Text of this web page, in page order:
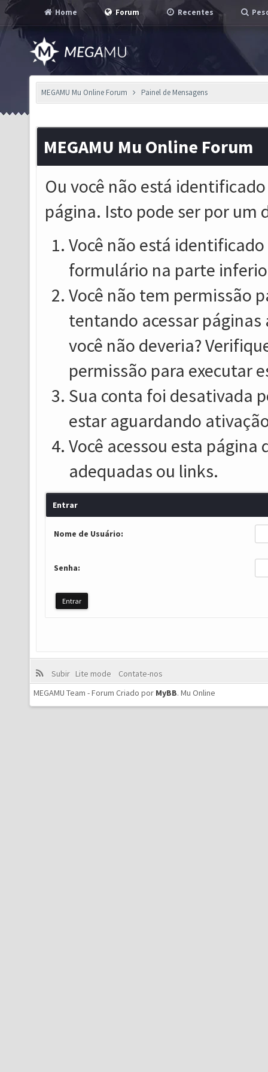
Home Forum Recentes
MEGAMU Mu Online Forum Painel de Mensagens
MEGAMU Mu Online Forum
Ou você não está
página. Isto pode ser por um
Você não está
formulário na parte
Você não tem permissão
tentando acessar
você não deveria?
permissão para executar
Sua conta foi desativada
estar aguardando
Você acessou esta
adequadas ou links.
Entrar
Nome de Usuário:
Senha:
Subir Lite mode
Contate-nos
MEGAMU Team - Forum Criado por MyBB. Mu Online